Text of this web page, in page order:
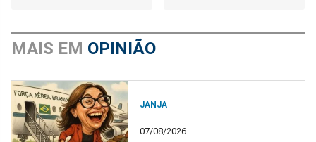
MAIS EM OPINIÃO
JANJA
07/08/2026